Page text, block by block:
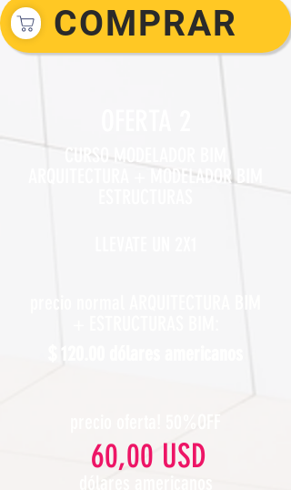
COMPRAR
CURSO MODELADOR BIM
ARQUITECTURA + MODELADOR BIM
60,00 USD